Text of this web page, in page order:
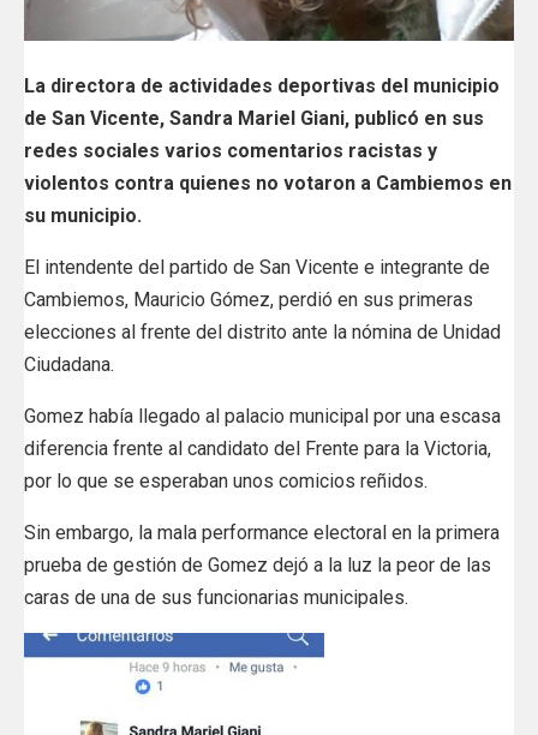
La directora de actividades deportivas del municipio
de San Vicente, Sandra Mariel Giani, publicó en sus
redes sociales varios comentarios racistas y
violentos contra quienes no votaron a Cambiemos en
su municipio.
El intendente del partido de San Vicente e integrante de
Cambiemos, Mauricio Gómez, perdió en sus primeras
elecciones al frente del distrito ante la nómina de Unidad
Ciudadana.
Gomez había llegado al palacio municipal por una escasa
diferencia frente al candidato del Frente para la Victoria,
por lo que se esperaban unos comicios reñidos.
Sin embargo, la mala performance electoral en la primera
prueba de gestión de Gomez dejó a la luz la peor de las
caras de una de sus funcionarias municipales.